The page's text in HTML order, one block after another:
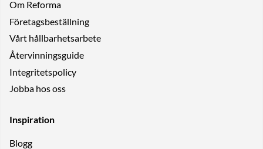
Om Reforma
Företagsbeställning
Vårt hållbarhetsarbete
Återvinningsguide
Integritetspolicy
Jobba hos oss
Inspiration
Blogg